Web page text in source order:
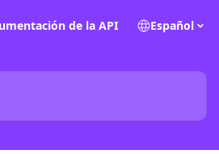
de la API Español